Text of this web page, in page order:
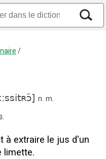
/
] n. m.
.
à extraire le jus d'un
limette.